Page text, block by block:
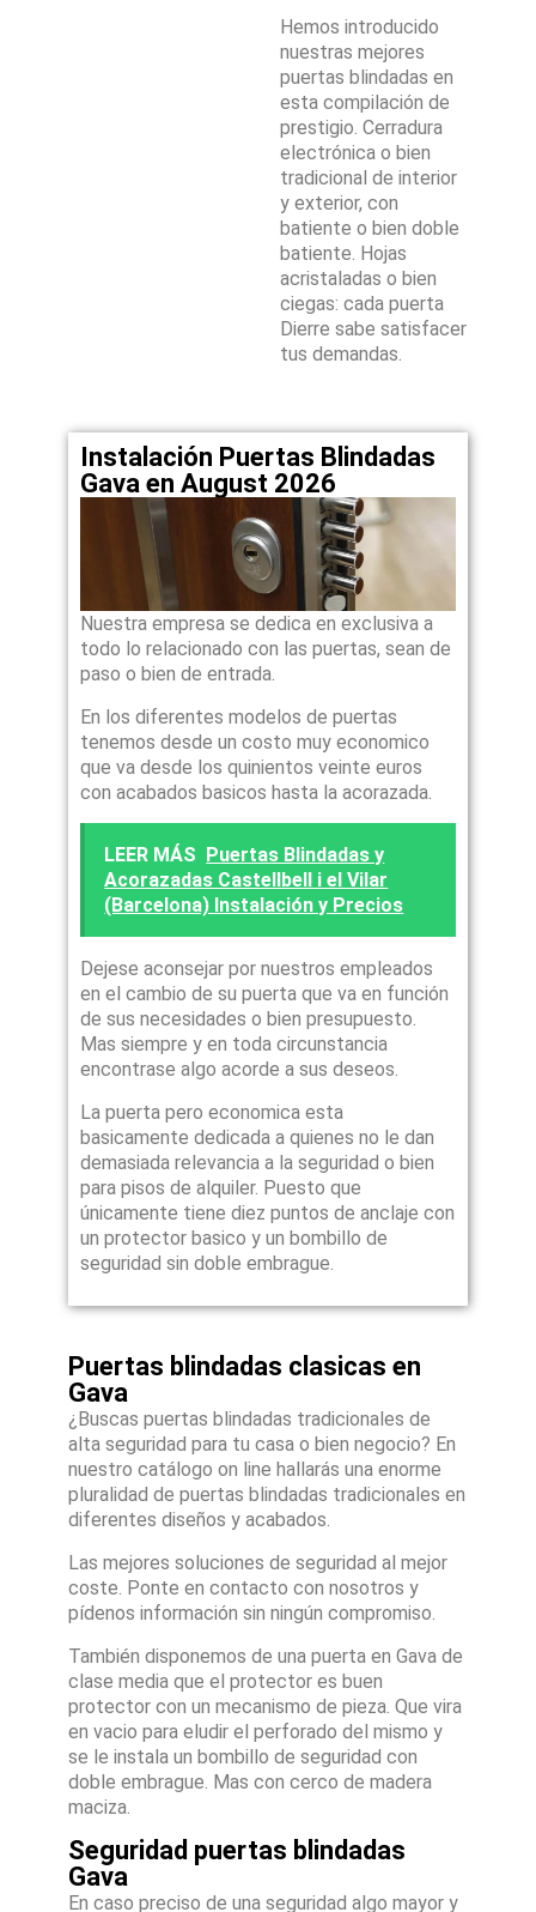
Hemos introducido
nuestras mejores
puertas blindadas en
esta compilación de
prestigio. Cerradura
electrónica o bien
tradicional de interior
y exterior, con
batiente o bien doble
batiente. Hojas
acristaladas o bien
ciegas: cada puerta
Dierre sabe satisfacer
tus demandas.
Instalación Puertas Blindadas
Gava en August 2026
Nuestra empresa se dedica en exclusiva a
todo lo relacionado con las puertas, sean de
paso o bien de entrada.
En los diferentes modelos de puertas
tenemos desde un costo muy economico
que va desde los quinientos veinte euros
con acabados basicos hasta la acorazada.
LEER MÁS Puertas Blindadas y
Acorazadas Castellbell i el Vilar
(Barcelona) Instalación y Precios
Dejese aconsejar por nuestros empleados
en el cambio de su puerta que va en función
de sus necesidades o bien presupuesto.
Mas siempre y en toda circunstancia
encontrase algo acorde a sus deseos.
La puerta pero economica esta
basicamente dedicada a quienes no le dan
demasiada relevancia a la seguridad o bien
para pisos de alquiler. Puesto que
únicamente tiene diez puntos de anclaje con
un protector basico y un bombillo de
seguridad sin doble embrague.
Puertas blindadas clasicas en
Gava
¿Buscas puertas blindadas tradicionales de
alta seguridad para tu casa o bien negocio? En
nuestro catálogo on line hallarás una enorme
pluralidad de puertas blindadas tradicionales en
diferentes diseños y acabados.
Las mejores soluciones de seguridad al mejor
coste. Ponte en contacto con nosotros y
pídenos información sin ningún compromiso.
También disponemos de una puerta en Gava de
clase media que el protector es buen
protector con un mecanismo de pieza. Que vira
en vacio para eludir el perforado del mismo y
se le instala un bombillo de seguridad con
doble embrague. Mas con cerco de madera
maciza.
Seguridad puertas blindadas
Gava
En caso preciso de una seguridad algo mayor y